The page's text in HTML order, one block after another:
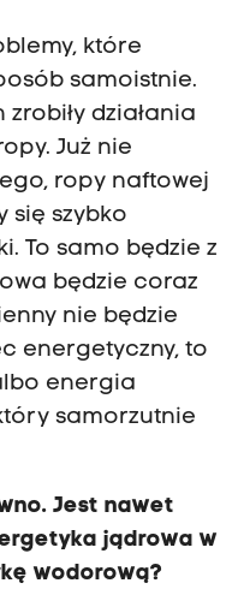
które
samoistnie.
działania
Już nie
ropy naftowej
się szybko
To samo będzie z
będzie coraz
nie będzie
energetyczny, to
energia
samorzutnie
Jest nawet
jądrowa w
wodorową?